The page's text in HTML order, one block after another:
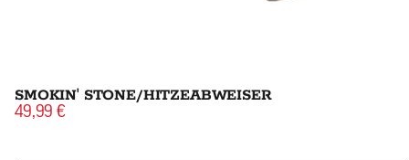
SMOKIN' STONE/HITZEABWEISER
49,99 €